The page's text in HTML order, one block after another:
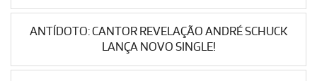
ANTÍDOTO: CANTOR REVELAÇÃO ANDRÉ SCHUCK
LANÇA NOVO SINGLE!